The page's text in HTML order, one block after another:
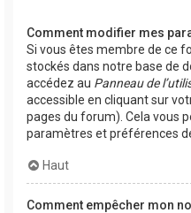
Comment modifier mes
Si vous êtes membre de ce
stockés dans notre base de
accédez au Panneau de
accessible en cliquant sur
pages du forum). Cela vous
paramètres et préférences
Haut
Comment empêcher mon